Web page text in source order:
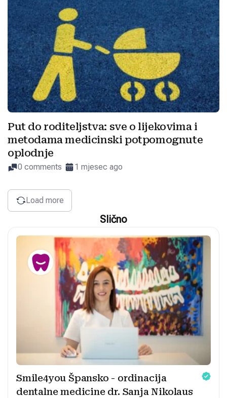
Put do roditeljstva: sve o lijekovima i
metodama medicinski potpomognute
oplodnje
0 comments 1 mjesec ago
Load more
Slično
Smile4you Špansko - ordinacija
dentalne medicine dr. Sanja Nikolaus